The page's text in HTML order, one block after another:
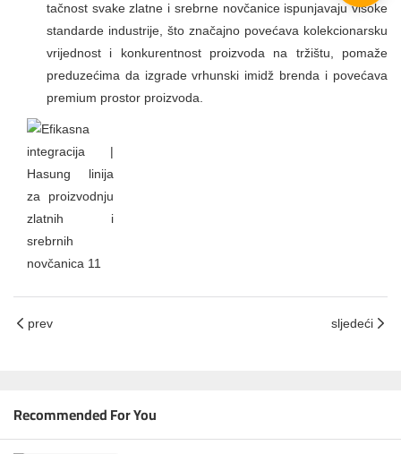
tačnost svake zlatne i srebrne novčanice ispunjavaju visoke
standarde industrije, što značajno povećava kolekcionarsku
vrijednost i konkurentnost proizvoda na tržištu, pomaže
preduzećima da izgrade vrhunski imidž brenda i povećava
premium prostor proizvoda.
prev sljedeći
Recommended For You